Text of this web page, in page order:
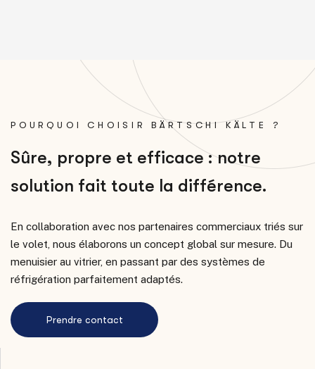
POURQUOI CHOISIR BÄRTSCHI KÄLTE ?
Sûre, propre et efficace : notre
solution fait toute la différence.
En collaboration avec nos partenaires commerciaux triés sur
le volet, nous élaborons un concept global sur mesure. Du
menuisier au vitrier, en passant par des systèmes de
réfrigération parfaitement adaptés.